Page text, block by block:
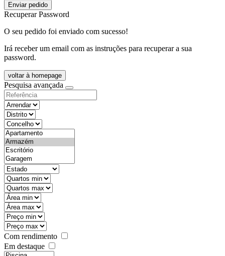
Enviar pedido
Recuperar Password
O seu pedido foi enviado com sucesso!
Irá receber um email com as instruções para recuperar a sua
password.
voltar à homepage
Pesquisa avançada
objective
districtId
countyId
types
state
mintypo
maxtypo
minarea
maxarea
minprice
maxprice
Com rendimento
Em destaque